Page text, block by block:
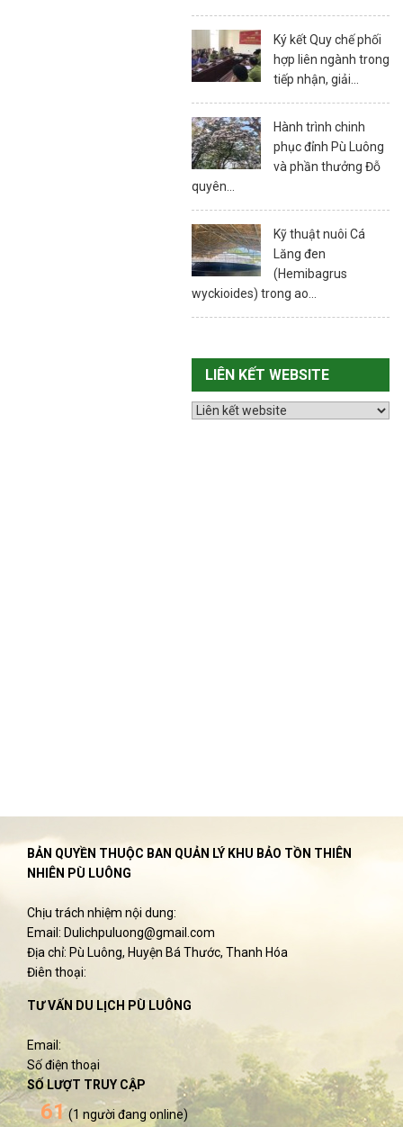
Ký kết Quy chế phối
hợp liên ngành trong
tiếp nhận, giải...
Hành trình chinh
phục đỉnh Pù Luông
và phần thưởng Đỗ
quyên...
Kỹ thuật nuôi Cá
Lăng đen
(Hemibagrus
wyckioides) trong ao...
LIÊN KẾT WEBSITE
BẢN QUYỀN THUỘC BAN QUẢN LÝ KHU BẢO TỒN THIÊN
NHIÊN PÙ LUÔNG
Chịu trách nhiệm nội dung:
Email: Dulichpuluong@gmail.com
Địa chỉ: Pù Luông, Huyện Bá Thước, Thanh Hóa
Điên thoại:
TƯ VẤN DU LỊCH PÙ LUÔNG
Email:
Số điện thoại
SỐ LƯỢT TRUY CẬP
61(1 người đang online)